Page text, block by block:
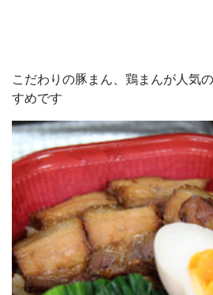
こだわりの豚まん、鶏まんが人気
すめです